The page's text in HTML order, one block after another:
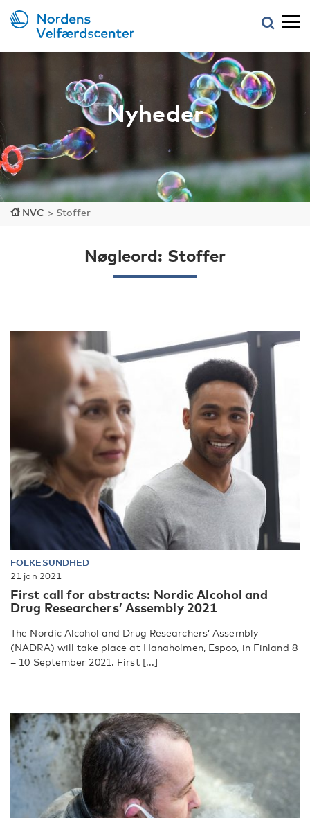
Nyheder
NVC > Stoffer
Nøgleord: Stoffer
FOLKESUNDHED
21 jan 2021
First call for abstracts: Nordic Alcohol and
Drug Researchers’ Assembly 2021
The Nordic Alcohol and Drug Researchers’ Assembly
(NADRA) will take place at Hanaholmen, Espoo, in Finland 8
– 10 September 2021. First [...]